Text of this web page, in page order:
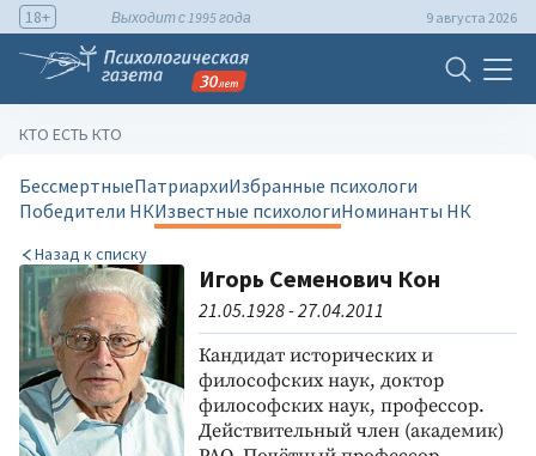
18+ Выходит с 1995 года 9 августа 2026
КТО ЕСТЬ КТО
БессмертныеПатриархиИзбранные психологи
Победители НКИзвестные психологиНоминанты НК
Назад к списку
Игорь Семенович Кон
21.05.1928 - 27.04.2011
Кандидат исторических и
философских наук, доктор
философских наук, профессор.
Действительный член (академик)